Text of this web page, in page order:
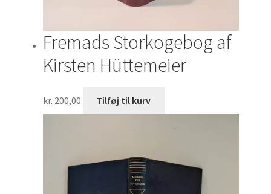
Fremads Storkogebog af
Kirsten Hüttemeier
kr. 200,00 Tilføj til kurv